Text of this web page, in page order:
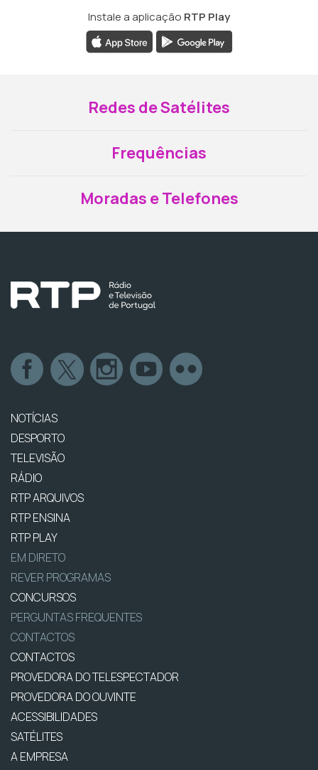
Instale a aplicação RTP Play
Redes de Satélites
Frequências
Moradas e Telefones
NOTÍCIAS
DESPORTO
TELEVISÃO
RÁDIO
RTP ARQUIVOS
RTP ENSINA
RTP PLAY
EM DIRETO
REVER PROGRAMAS
CONCURSOS
PERGUNTAS FREQUENTES
CONTACTOS
CONTACTOS
PROVEDORA DO TELESPECTADOR
PROVEDORA DO OUVINTE
ACESSIBILIDADES
SATÉLITES
A EMPRESA